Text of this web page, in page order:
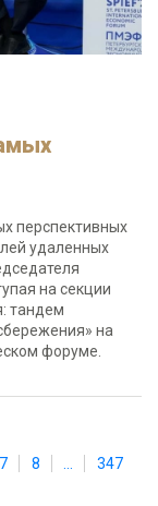
перспективных
удаленных
на секции
тандем
на
форуме.
7 8
347